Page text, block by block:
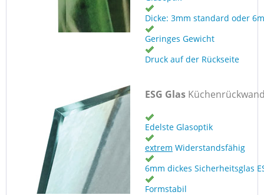
Dicke: 3mm standard oder
Geringes Gewicht
Druck auf der Rückseite
ESG Glas
Edelste Glasoptik
extrem Widerstandsfähig
6mm dickes Sicherheitsglas
Formstabil